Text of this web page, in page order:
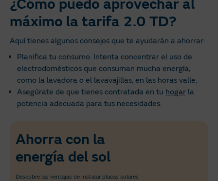
¿Cómo puedo aprovechar al
máximo la tarifa 2.0 TD?
Aquí tienes algunos consejos que te ayudarán a ahorrar:
Planifica tu consumo. Intenta concentrar el uso de
electrodomésticos que consuman mucha energía,
como la lavadora o el lavavajillas, en las horas valle.
Asegúrate de que tienes contratada en tu hogar la
potencia adecuada para tus necesidades.
Ahorra con la
energía del sol
Descubre las ventajas de instalar placas solares